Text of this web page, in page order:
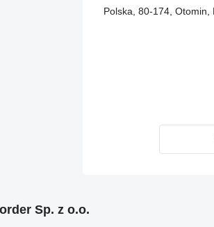
Polska, 80-174, Otomin,
Sp. z o.o.